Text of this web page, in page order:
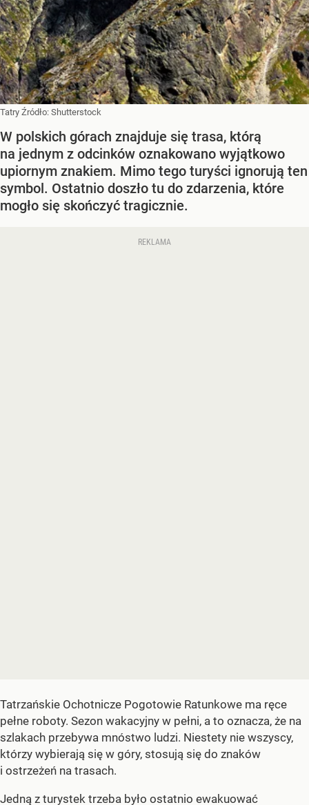
Tatry Źródło: Shutterstock
W polskich górach znajduje się trasa, którą
na jednym z odcinków oznakowano wyjątkowo
upiornym znakiem. Mimo tego turyści ignorują ten
symbol. Ostatnio doszło tu do zdarzenia, które
mogło się skończyć tragicznie.
Tatrzańskie Ochotnicze Pogotowie Ratunkowe ma ręce
pełne roboty. Sezon wakacyjny w pełni, a to oznacza, że na
szlakach przebywa mnóstwo ludzi. Niestety nie wszyscy,
którzy wybierają się w góry, stosują się do znaków
i ostrzeżeń na trasach.
Jedną z turystek trzeba było ostatnio ewakuować